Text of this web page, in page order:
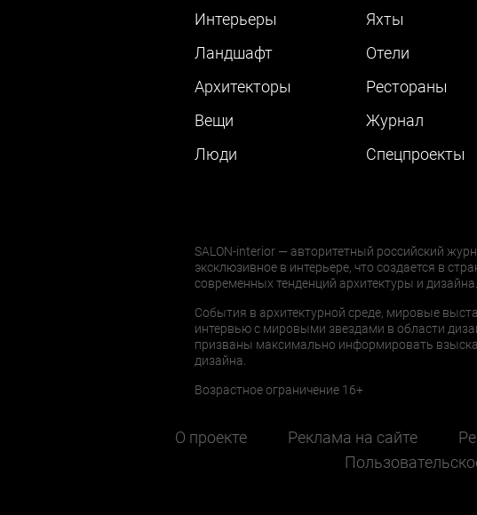
Интерьеры
Ландшафт
Архитекторы
Вещи
Люди
Яхты
Отели
Рестораны
Журнал
Cпецпроекты
SALON-interior — авторитетный российский
эксклюзивное в интерьере, что создается в
современных тенденций архитектуры и дизайна.
События в архитектурной среде, мировые
интервью с мировыми звездами в области
призваны максимально информировать
дизайна.
Возрастное ограничение 16+
О проекте Реклама на сайте